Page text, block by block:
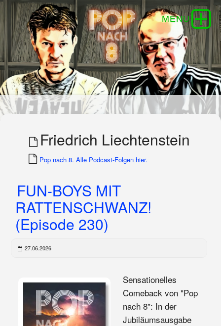
Friedrich Liechtenstein
Pop nach 8. Alle Podcast-Folgen hier.
FUN-BOYS MIT
RATTENSCHWANZ!
(Episode 230)
27.06.2026
Sensationelles
Comeback von "Pop
nach 8": In der
Jubiläumsausgabe